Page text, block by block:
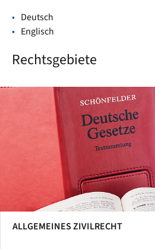
Deutsch
Englisch
Rechtsgebiete
ALLGEMEINES ZIVILRECHT